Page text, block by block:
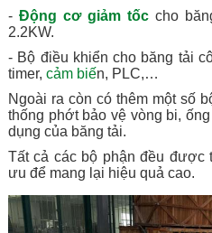
- Động cơ giảm tốccho
2.2KW.
- Bộ điều khiển cho băng tải
timer, cảm biến, PLC,…
Ngoài ra còn có thêm một số
thống phớt bảo vệ vòng bi,
dụng của băng tải.
Tất cả các bộ phận đều được
ưu để mang lại hiệu quả cao.